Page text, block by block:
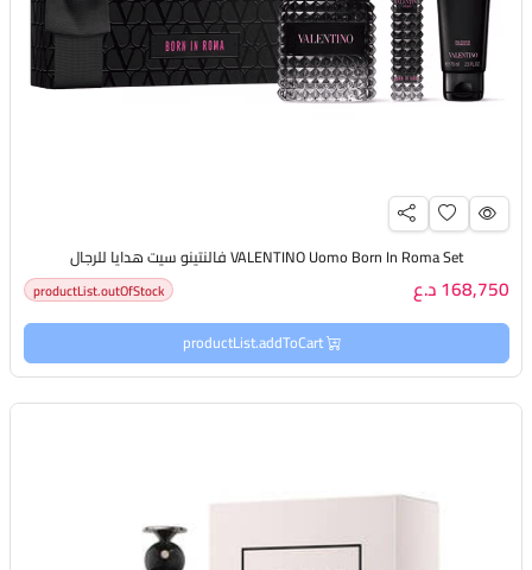
VALENTINO Uomo Born In Roma Set فالنتينو سيت هدايا للرجال
168,750 د.ع productList.outOfStock
productList.addToCart